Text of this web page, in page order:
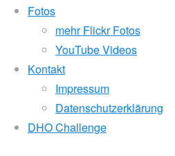
Fotos
mehr Flickr Fotos
YouTube Videos
Kontakt
Impressum
Datenschutzerklärung
DHO Challenge
2018
2018
Godfrey Donauhort Club Kit
Sternfahrten Archiv
Ruderlinks-
Impressum-